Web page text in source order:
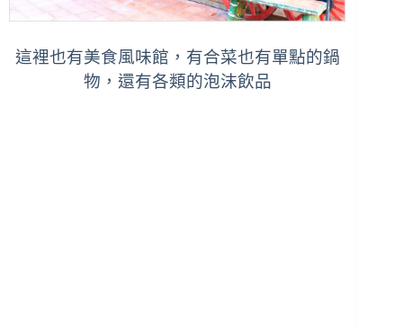
這裡也有美食風味館，有合菜也有單點的鍋
物，還有各類的泡沫飲品